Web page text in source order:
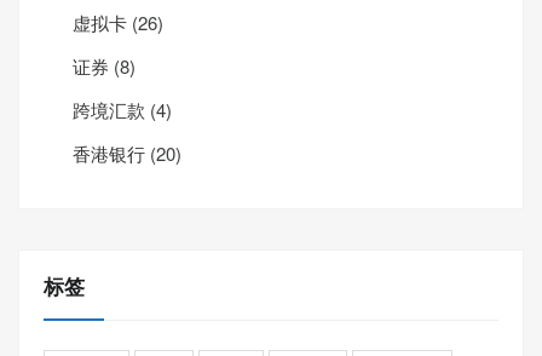
虚拟卡 (26)
证券 (8)
跨境汇款 (4)
香港银行 (20)
标签